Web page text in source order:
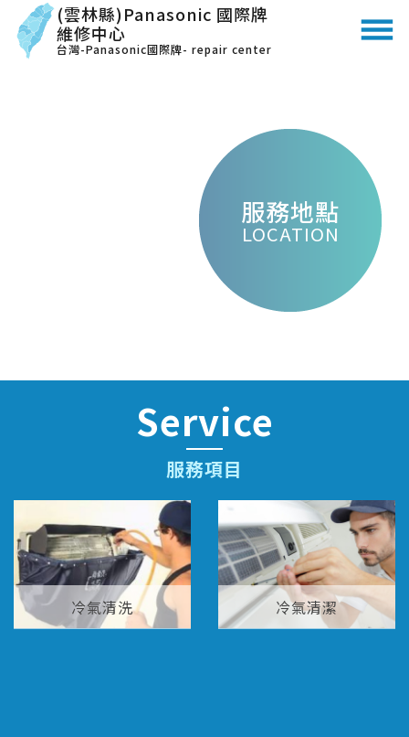
(雲林縣)Panasonic 國際牌
維修中心
台灣-Panasonic國際牌- repair center
服務地點
LOCATION
Service
服務項目
冷氣清洗 冷氣清潔